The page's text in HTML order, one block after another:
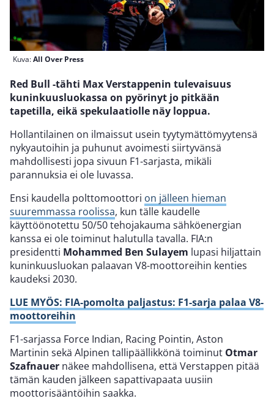
Kuva:All Over Press
Red Bull -tähti Max Verstappenin tulevaisuus
kuninkuusluokassa on pyörinyt jo pitkään
tapetilla, eikä spekulaatiolle näy loppua.
Hollantilainen on ilmaissut usein tyytymättömyytensä
nykyautoihin ja puhunut avoimesti siirtyvänsä
mahdollisesti jopa sivuun F1-sarjasta, mikäli
parannuksia ei ole luvassa.
Ensi kaudella polttomoottori on jälleen hieman
suuremmassa roolissa, kun tälle kaudelle
käyttöönotettu 50/50 tehojakauma sähköenergian
kanssa ei ole toiminut halutulla tavalla. FIA:n
presidentti Mohammed Ben Sulayem lupasi hiljattain
kuninkuusluokan palaavan V8-moottoreihin kenties
kaudeksi 2030.
LUE MYÖS: FIA-pomolta paljastus: F1-sarja palaa V8-
moottoreihin
F1-sarjassa Force Indian, Racing Pointin, Aston
Martinin sekä Alpinen tallipäällikkönä toiminut Otmar
Szafnauer näkee mahdollisena, että Verstappen pitää
tämän kauden jälkeen sapattivapaata uusiin
moottorisääntöihin saakka.